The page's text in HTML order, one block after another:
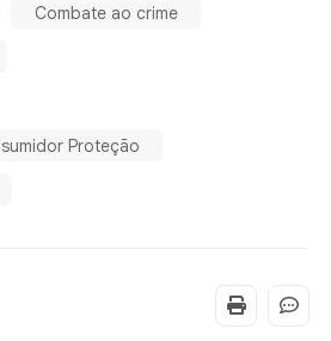
Combate ao crime
Proteção